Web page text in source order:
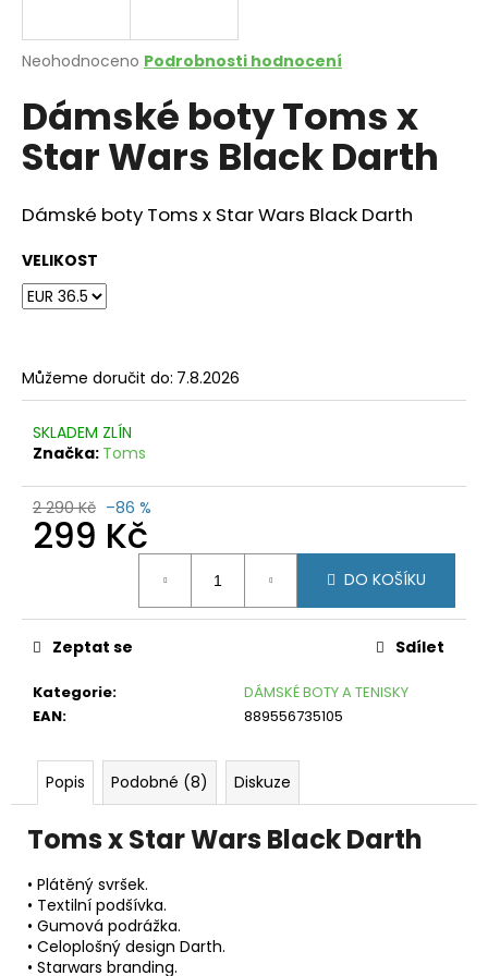
Průměrné
produktu
je
0,0
z
hvězdiček.
Neohodnoceno Podrobnosti hodnocení
Dámské boty Toms x
Star Wars Black Darth
Dámské boty Toms x Star Wars Black Darth
VELIKOST
Můžeme doručit do: 7.8.2026
SKLADEM ZLÍN
Značka: Toms
2 290 Kč –86 %
299 Kč
DO KOŠÍKU
Kategorie:
DÁMSKÉ BOTY A TENISKY
EAN: 889556735105
Zeptat se Sdílet
Popis Podobné (8) Diskuze
Toms x Star Wars Black Darth
• Plátěný svršek.
• Textilní podšívka.
• Gumová podrážka.
• Celoplošný design Darth.
• Starwars branding.
j
t
?
o
p
o
u
č
u
e
CRAFT
ESSENCE
THERMAL
ŠEDÁ
199
Původně:
420
Kč